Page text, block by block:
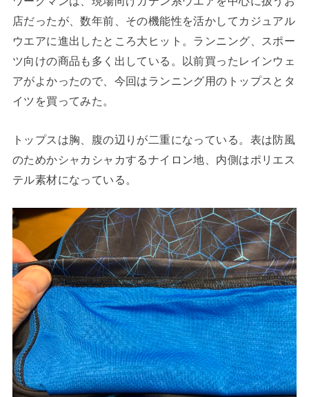
店だったが、数年前、その機能性を活かしてカジュアル
ウエアに進出したところ大ヒット。ランニング、スポー
ツ向けの商品も多く出している。以前買ったレインウェ
アがよかったので、今回はランニング用のトップスとタ
イツを買ってみた。
トップスは胸、腹の辺りが二重になっている。表は防風
のためかシャカシャカするナイロン地、内側はポリエス
テル素材になっている。